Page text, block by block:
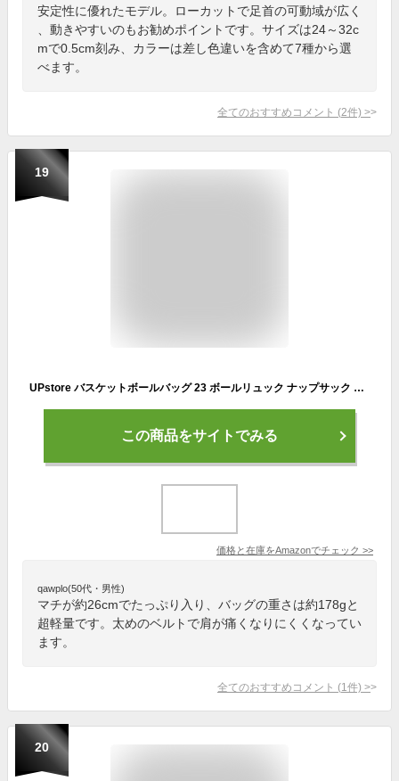
安定性に優れたモデル。ローカットで足首の可動域が広く
、動きやすいのもお勧めポイントです。サイズは24～32c
mで0.5cm刻み、カラーは差し色違いを含めて7種から選
べます。
全てのおすすめコメント (2件) >
19
UPstore バスケットボールバッグ 23 ボールリュック ナップサック 部活バッグ バスケ サッカー ポケット付き (ブラック)
この商品をサイトでみる
価格と在庫をAmazonでチェック >>
qawplo(50代・男性)
マチが約26cmでたっぷり入り、バッグの重さは約178gと
超軽量です。太めのベルトで肩が痛くなりにくくなってい
ます。
全てのおすすめコメント (1 件) >
20